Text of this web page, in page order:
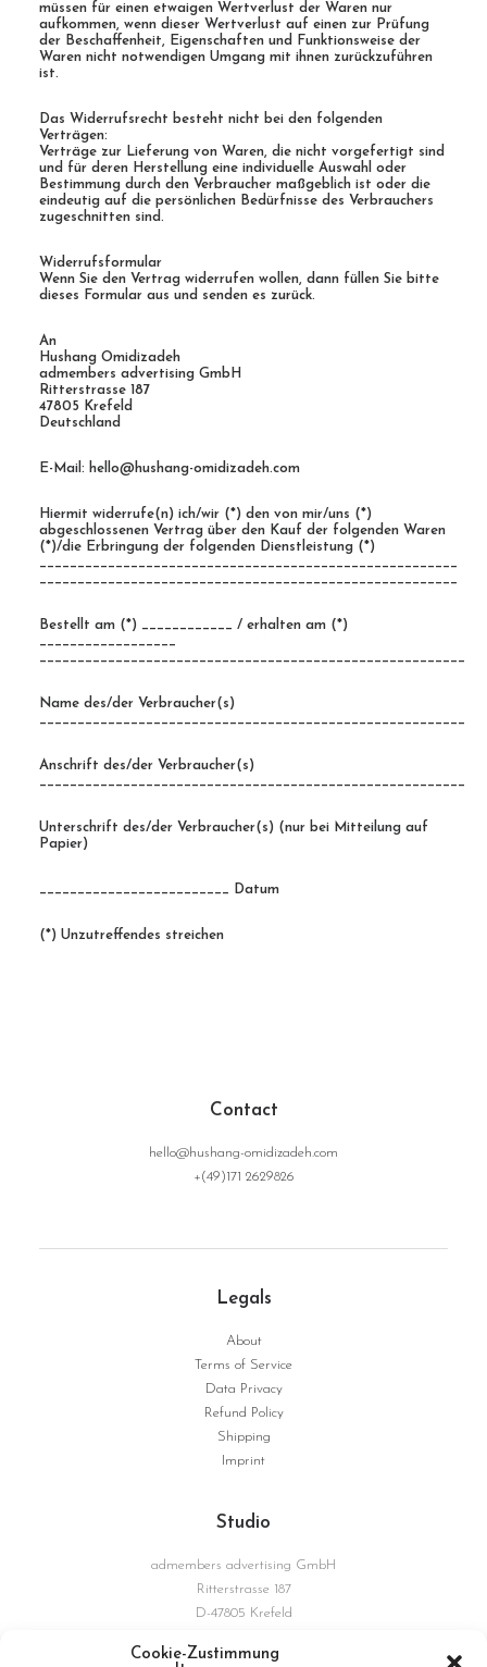
Cookie-Zustimmung
müssen für einen etwaigen Wertverlust der Waren nur
aufkommen, wenn dieser Wertverlust auf einen zur Prüfung
der Beschaffenheit, Eigenschaften und Funktionsweise der
Waren nicht notwendigen Umgang mit ihnen zurückzuführen
ist.
Das Widerrufsrecht besteht nicht bei den folgenden
Verträgen:
Verträge zur Lieferung von Waren, die nicht vorgefertigt sind
und für deren Herstellung eine individuelle Auswahl oder
Bestimmung durch den Verbraucher maßgeblich ist oder die
eindeutig auf die persönlichen Bedürfnisse des Verbrauchers
zugeschnitten sind.
Widerrufsformular
Wenn Sie den Vertrag widerrufen wollen, dann füllen Sie bitte
dieses Formular aus und senden es zurück.
An
Hushang Omidizadeh
admembers advertising GmbH
Ritterstrasse 187
47805 Krefeld
Deutschland
E-Mail: hello@hushang-omidizadeh.com
Hiermit widerrufe(n) ich/wir (*) den von mir/uns (*)
abgeschlossenen Vertrag über den Kauf der folgenden Waren
(*)/die Erbringung der folgenden Dienstleistung (*)
_______________________________________________________
_______________________________________________________
Bestellt am (*) ____________ / erhalten am (*)
__________________
________________________________________________________
Name des/der Verbraucher(s)
________________________________________________________
Anschrift des/der Verbraucher(s)
________________________________________________________
Unterschrift des/der Verbraucher(s) (nur bei Mitteilung auf
Papier)
_________________________ Datum
(*) Unzutreffendes streichen
Contact
hello@hushang-omidizadeh.com
+(49)171 2629826
Legals
About
Terms of Service
Data Privacy
Refund Policy
Shipping
Imprint
Studio
admembers advertising GmbH
Ritterstrasse 187
D-47805 Krefeld